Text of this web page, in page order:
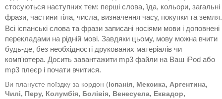
стосуються наступних тем: перші слова, їда, кольори, загальні
фрази, частини тіла, числа, визначення часу, покупки та земля.
Всі іспанські слова та фрази записані носіями мови і доповнені
перекладами на рідній мові. Завдяки цьому, мову можна вчити
будь-де, без необхідності друкованих матеріалів чи
комп'ютера. Досить завантажити mp3 файли на Ваш iPod або
mp3 плеєр і почати вчитися.
Ви плануєте поїздку за кордон ( Іспанія, Мексика, Аргентина,
Чилі, Перу, Колумбія, Болівія, Венесуела, Еквадор,